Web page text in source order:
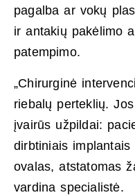
pagalba ar vokų
ir antakių pakėlimo
patempimo.
„Chirurginė
riebalų perteklių.
įvairūs užpildai:
dirbtiniais
ovalas, atstatomas
vardina specialistė.